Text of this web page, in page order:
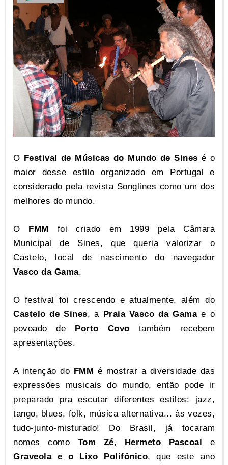
O Festival de Músicas do Mundo de Sines é o
maior desse estilo organizado em Portugal e
considerado pela revista Songlines como um dos
melhores do mundo.
O FMM foi criado em 1999 pela Câmara
Municipal de Sines, que queria valorizar o
Castelo, local de nascimento do navegador
Vasco da Gama.
O festival foi crescendo e atualmente, além do
Castelo de Sines, a Praia Vasco da Gamae o
povoado de Porto Covo também recebem
apresentações.
A intenção do FMM é mostrar a diversidade das
expressões musicais do mundo, então pode ir
preparado pra escutar diferentes estilos: jazz,
tango, blues, folk, música alternativa... às vezes,
tudo-junto-misturado! Do Brasil, já tocaram
nomes como Tom Zé, Hermeto Pascoal e
Graveola
e o Lixo Polifônico, que este ano